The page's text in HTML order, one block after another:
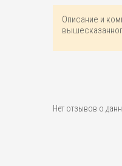
Описание и
Нет отзывов о